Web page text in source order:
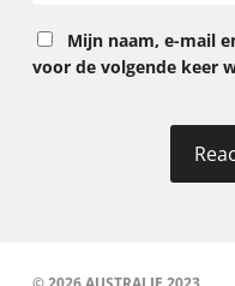
Mijn naam, e-mail
voor de volgende keer